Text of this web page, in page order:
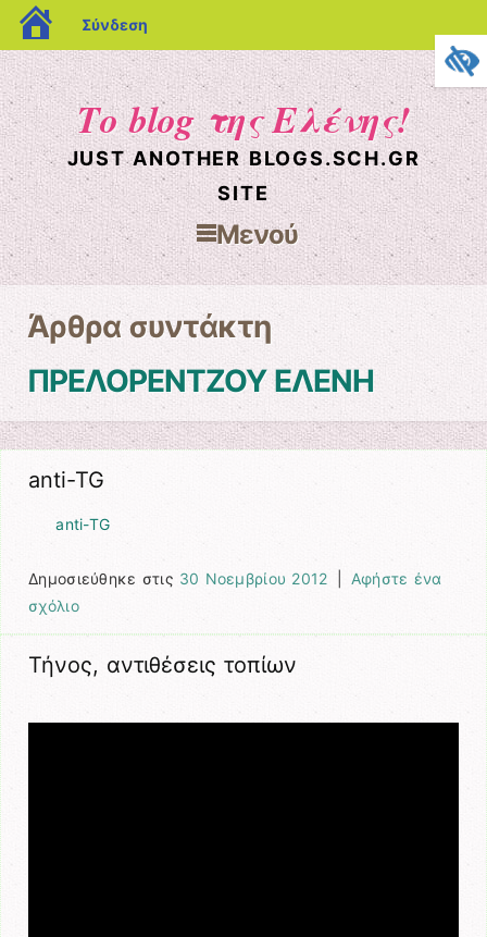
blogs.sch.gr
Σύνδεση
Το blog της Ελένης!
JUST ANOTHER BLOGS.SCH.GR
SITE
Μενού
Μετάβαση στο περιεχόμενο
Άρθρα συντάκτη
ΠΡΕΛΟΡΕΝΤΖΟΥ ΕΛΕΝΗ
anti-TG
anti-TG
Δημοσιεύθηκε στις 30 Νοεμβρίου 2012
Αφήστε ένα
σχόλιο
Τήνος, αντιθέσεις τοπίων